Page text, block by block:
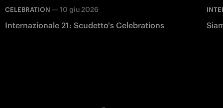
CELEBRATION — 10 giu 2026
Internazionale 21: Scudetto's Celebrations